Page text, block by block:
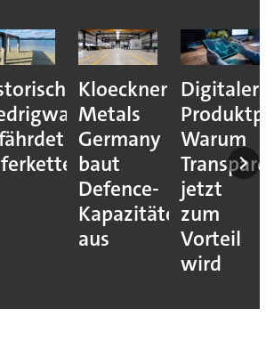
Kloeckner
Metals
Germany
baut
Defence-
Kapazitäten
aus
Digitaler
Warum
jetzt
zum
Vorteil
wird